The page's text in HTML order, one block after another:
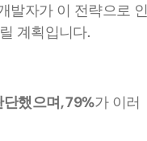
발자가 이 전략으로 인
계획입니다.
했으며, 79%가 이러